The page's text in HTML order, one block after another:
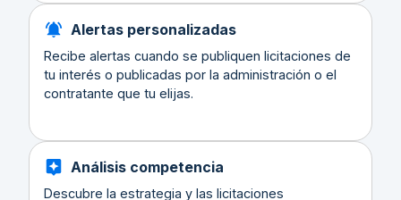
Alertas personalizadas
Recibe alertas cuando se publiquen licitaciones de
tu interés o publicadas por la administración o el
contratante que tu elijas.
Análisis competencia
Descubre la estrategia y las licitaciones